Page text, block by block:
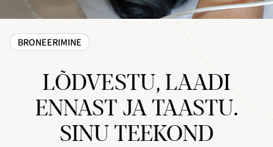
BRONEERIMINE
LÕDVESTU, LAADI
ENNAST JA TAASTU.
SINU TEEKOND